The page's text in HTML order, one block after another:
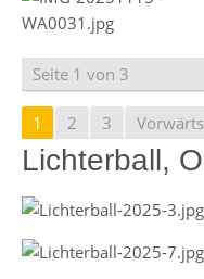
Seite 1 von 3
1 2 3 Vorwärts
Lichterball,